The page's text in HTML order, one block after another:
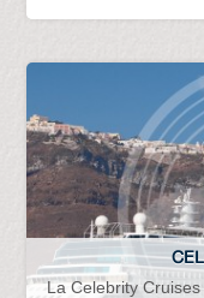
La Celebrity